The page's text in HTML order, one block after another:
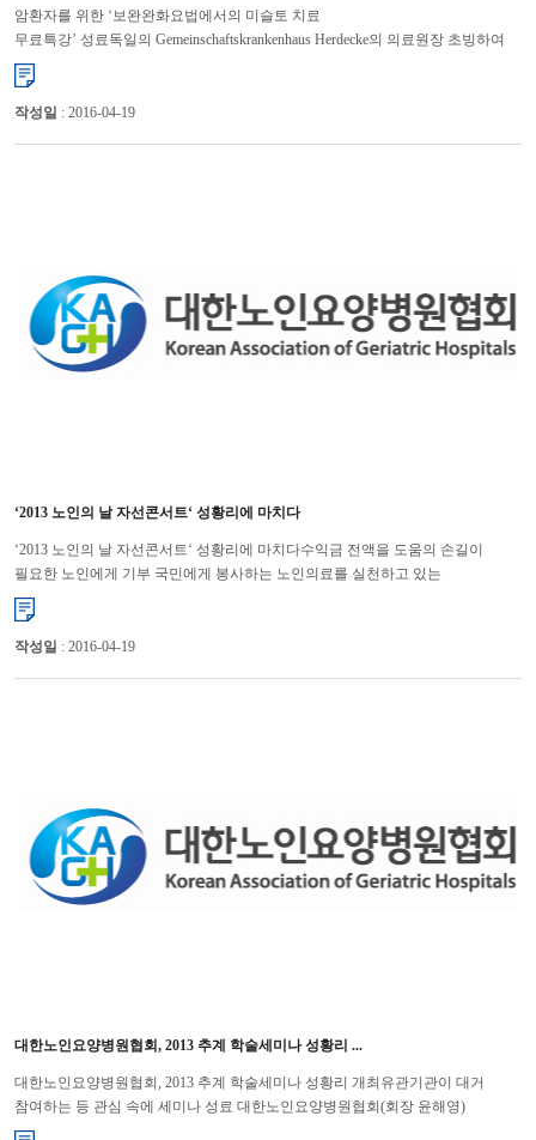
암환자를 위한 ‘보완완화요법에서의 미슬토 치료
무료특강’ 성료독일의 Gemeinschaftskrankenhaus Herdecke의 의료원장 초빙하여
진행 대한노인요양병원협회(회장 윤해영)는 지난 10월 7일(월)에 파크 하얏트
부...
작성일 : 2016-04-19
‘2013 노인의 날 자선콘서트‘ 성황리에 마치다
‘2013 노인의 날 자선콘서트‘ 성황리에 마치다수익금 전액을 도움의 손길이
필요한 노인에게 기부 국민에게 봉사하는 노인의료를 실천하고 있는
대한노인요양병원협회(회장 윤해영)가 10월 2일 ‘2013 ...
작성일 : 2016-04-19
대한노인요양병원협회, 2013 추계 학술세미나 성황리 ...
대한노인요양병원협회, 2013 추계 학술세미나 성황리 개최유관기관이 대거
참여하는 등 관심 속에 세미나 성료 대한노인요양병원협회(회장 윤해영)
는 9월 5일 서울 백범기념관에서 “2013 추계 학술세미나...